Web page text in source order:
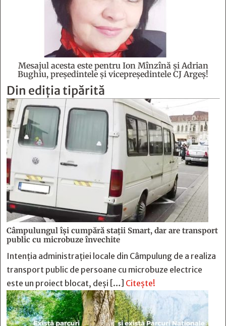
Mesajul acesta este pentru Ion Mînzînă şi Adrian
Bughiu, preşedintele şi vicepreşedintele CJ Argeş!
Din ediția tipărită
Câmpulungul îşi cumpără staţii Smart, dar are transport
public cu microbuze învechite
Intenția administrației locale din Câmpulung de a realiza
transport public de persoane cu microbuze electrice
este un proiect blocat, deși […] Citește!